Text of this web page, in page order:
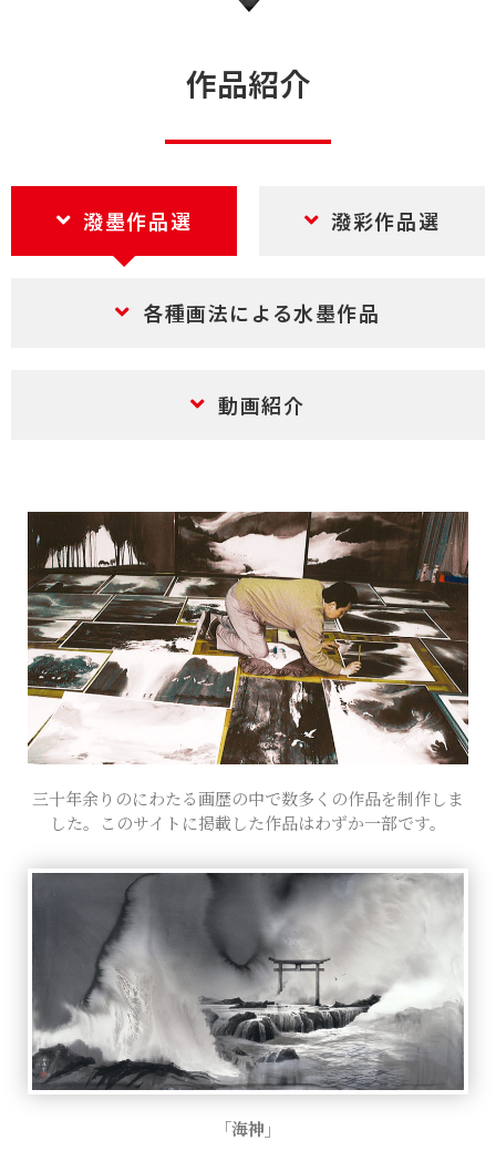
協会ギャラリー
会員情報
馬驍の紹介
王式廓の紹介
営業時間
月〜金: 9:00 AM – 5:00 PM
土日: 11:00 AM – 3:00 PM
ここには、自己紹介やサイトの
紹介、あるいはクレジットの類
作品紹介
潑墨作品選 潑彩作品選
各種画法による水墨作品
動画紹介
三十年余りのにわたる画歴の中で数多くの作品を制作しま
した。このサイトに掲載した作品はわずか一部です。
「海神」